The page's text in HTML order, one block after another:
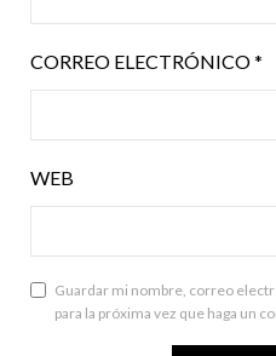
CORREO ELECTRÓNICO*
WEB
Guardar mi nombre, correo
para la próxima vez que haga un